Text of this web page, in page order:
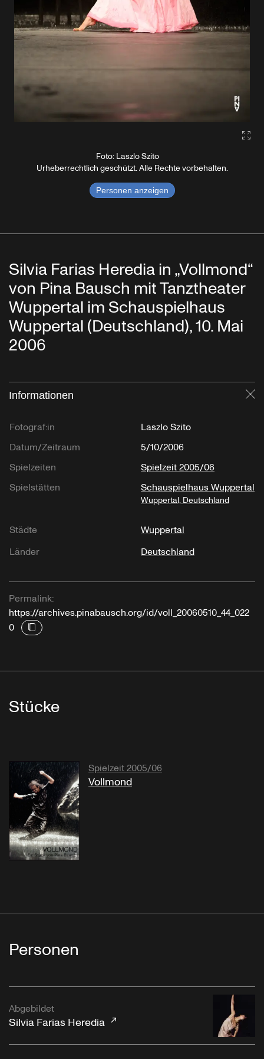
Foto: Laszlo Szito
Urheberrechtlich geschützt. Alle Rechte vorbehalten.
Personen anzeigen
Silvia Farias Heredia in „Vollmond“
von Pina Bausch mit Tanztheater
Wuppertal im Schauspielhaus
Wuppertal (Deutschland), 10. Mai
2006
Informationen
Fotograf:in
Laszlo Szito
Datum/Zeitraum
5/10/2006
Spielzeiten
Spielzeit 2005/06
Spielstätten
Schauspielhaus Wuppertal
Wuppertal, Deutschland
Städte
Wuppertal
Länder
Deutschland
Permalink:
https://archives.pinabausch.org/id/voll_20060510_44_022
0
Stücke
Spielzeit 2005/06
Vollmond
Personen
Abgebildet
Silvia Farias Heredia